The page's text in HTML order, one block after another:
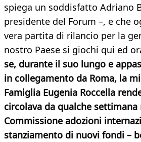
spiega un soddisfatto Adriano
presidente del Forum –, e che
vera partita di rilancio per la
nostro Paese si giochi qui ed
se, durante il suo lungo e
in collegamento da Roma, la
Famiglia Eugenia Roccella
circolava da qualche
Commissione adozioni
stanziamento di nuovi fondi –